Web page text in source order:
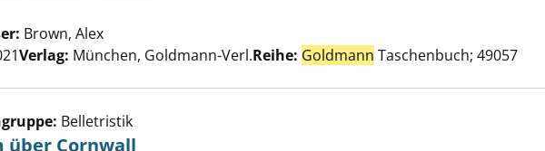
von Die Villa an der Riviera anzeigen
Brown, Alex
Verlag: München, Goldmann-Verl.Reihe: Goldmann Taschenbuch; 49057
Belletristik
über Cornwall